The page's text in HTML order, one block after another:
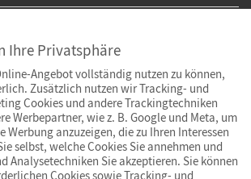
Ihre Privatsphäre
Angebot vollständig nutzen zu können,
Zusätzlich nutzen wir Tracking- und
Cookies und andere Trackingtechniken
Werbepartner, wie z. B. Google und Meta, um
Werbung anzuzeigen, die zu Ihren Interessen
selbst, welche Cookies Sie annehmen und
Analysetechniken Sie akzeptieren. Sie können
Cookies sowie Tracking- und